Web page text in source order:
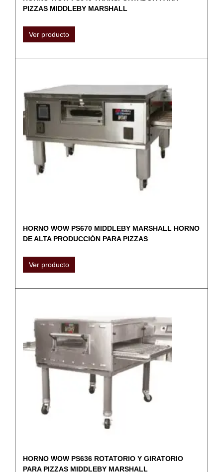
PIZZAS MIDDLEBY MARSHALL
Ver producto
HORNO WOW PS670 MIDDLEBY MARSHALL HORNO
DE ALTA PRODUCCIÓN PARA PIZZAS
Ver producto
HORNO WOW PS636 ROTATORIO Y GIRATORIO
PARA PIZZAS MIDDLEBY MARSHALL